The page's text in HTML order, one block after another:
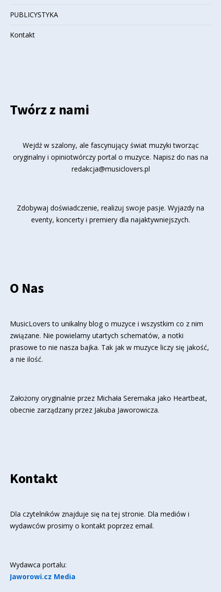
PUBLICYSTYKA
Kontakt
Twórz z nami
Wejdź w szalony, ale fascynujący świat muzyki tworząc
oryginalny i opiniotwórczy portal o muzyce. Napisz do nas na
redakcja@musiclovers.pl
Zdobywaj doświadczenie, realizuj swoje pasje. Wyjazdy na
eventy, koncerty i premiery dla najaktywniejszych.
O Nas
MusicLovers to unikalny blog o muzyce i wszystkim co z nim
związane. Nie powielamy utartych schematów, a notki
prasowe to nie nasza bajka. Tak jak w muzyce liczy się jakość,
a nie ilość.
Założony oryginalnie przez Michała Seremaka jako Heartbeat,
obecnie zarządzany przez Jakuba Jaworowicza.
Kontakt
Dla czytelników znajduje się na tej stronie. Dla mediów i
wydawców prosimy o kontakt poprzez email.
Wydawca portalu:
Jaworowi.cz Media